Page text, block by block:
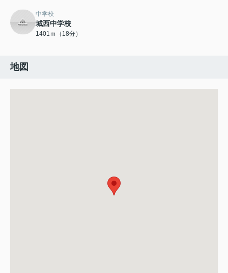
中学校
城西中学校
1401ｍ（18分）
地図